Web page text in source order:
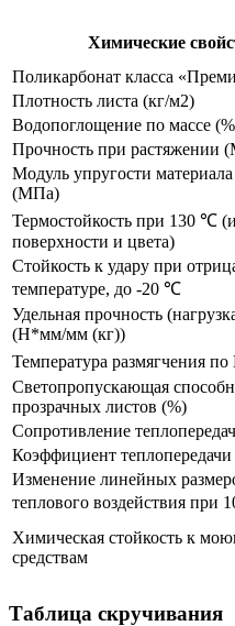
Химические
Поликарбонат класса
Плотность листа (кг/м2)
Водопоглощение по массе
Прочность при растяжении
Модуль упругости материала
(МПа)
Термостойкость при 130 ℃
поверхности и цвета)
Стойкость к удару при
температуре, до -20 ℃
Удельная прочность
(Н*мм/мм (кг))
Температура размягчения
Светопропускающая
прозрачных листов (%)
Сопротивление
Коэффициент
Изменение линейных
теплового воздействия при
Химическая стойкость к
средствам
Таблица скручивания